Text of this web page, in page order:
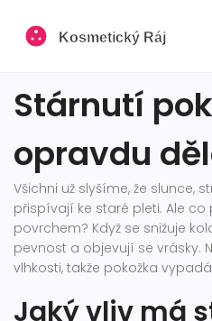
Stárnutí
opravdu
Všichni už slyšíme, že slunce,
přispívají ke staré pleti. Ale
povrchem? Když se snižuje
pevnost a objevují se vrásky.
vlhkosti, takže pokožka
Jaký vliv má